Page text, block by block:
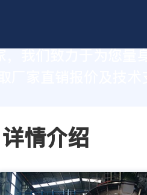
家直销报价及技术支
情介绍